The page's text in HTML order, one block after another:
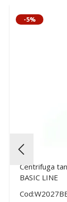
-5%
Centrifuga
BASIC LINE